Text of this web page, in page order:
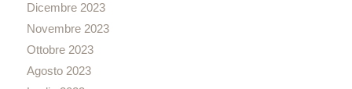
Dicembre 2023
Novembre 2023
Ottobre 2023
Agosto 2023